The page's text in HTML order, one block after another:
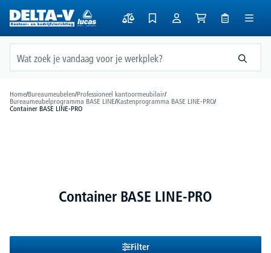
Home/Bureaumeubelen/Professioneel kantoormeubilair/
Bureaumeubelprogramma BASE LINE/Kastenprogramma BASE LINE-PRO/
Container BASE LINE-PRO
Container BASE LINE-PRO
Filter